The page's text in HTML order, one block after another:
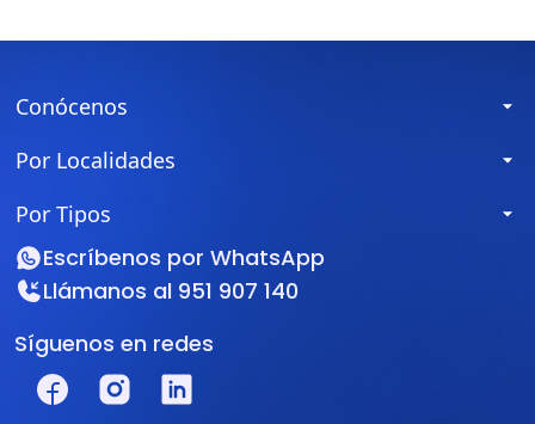
Conócenos
Por Localidades
Por Tipos
Escríbenos por WhatsApp
Llámanos al 951 907 140
Síguenos en redes